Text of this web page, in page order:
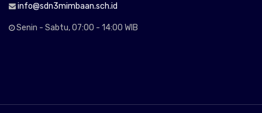
info@sdn3mimbaan.sch.id
Senin - Sabtu, 07:00 - 14:00 WIB